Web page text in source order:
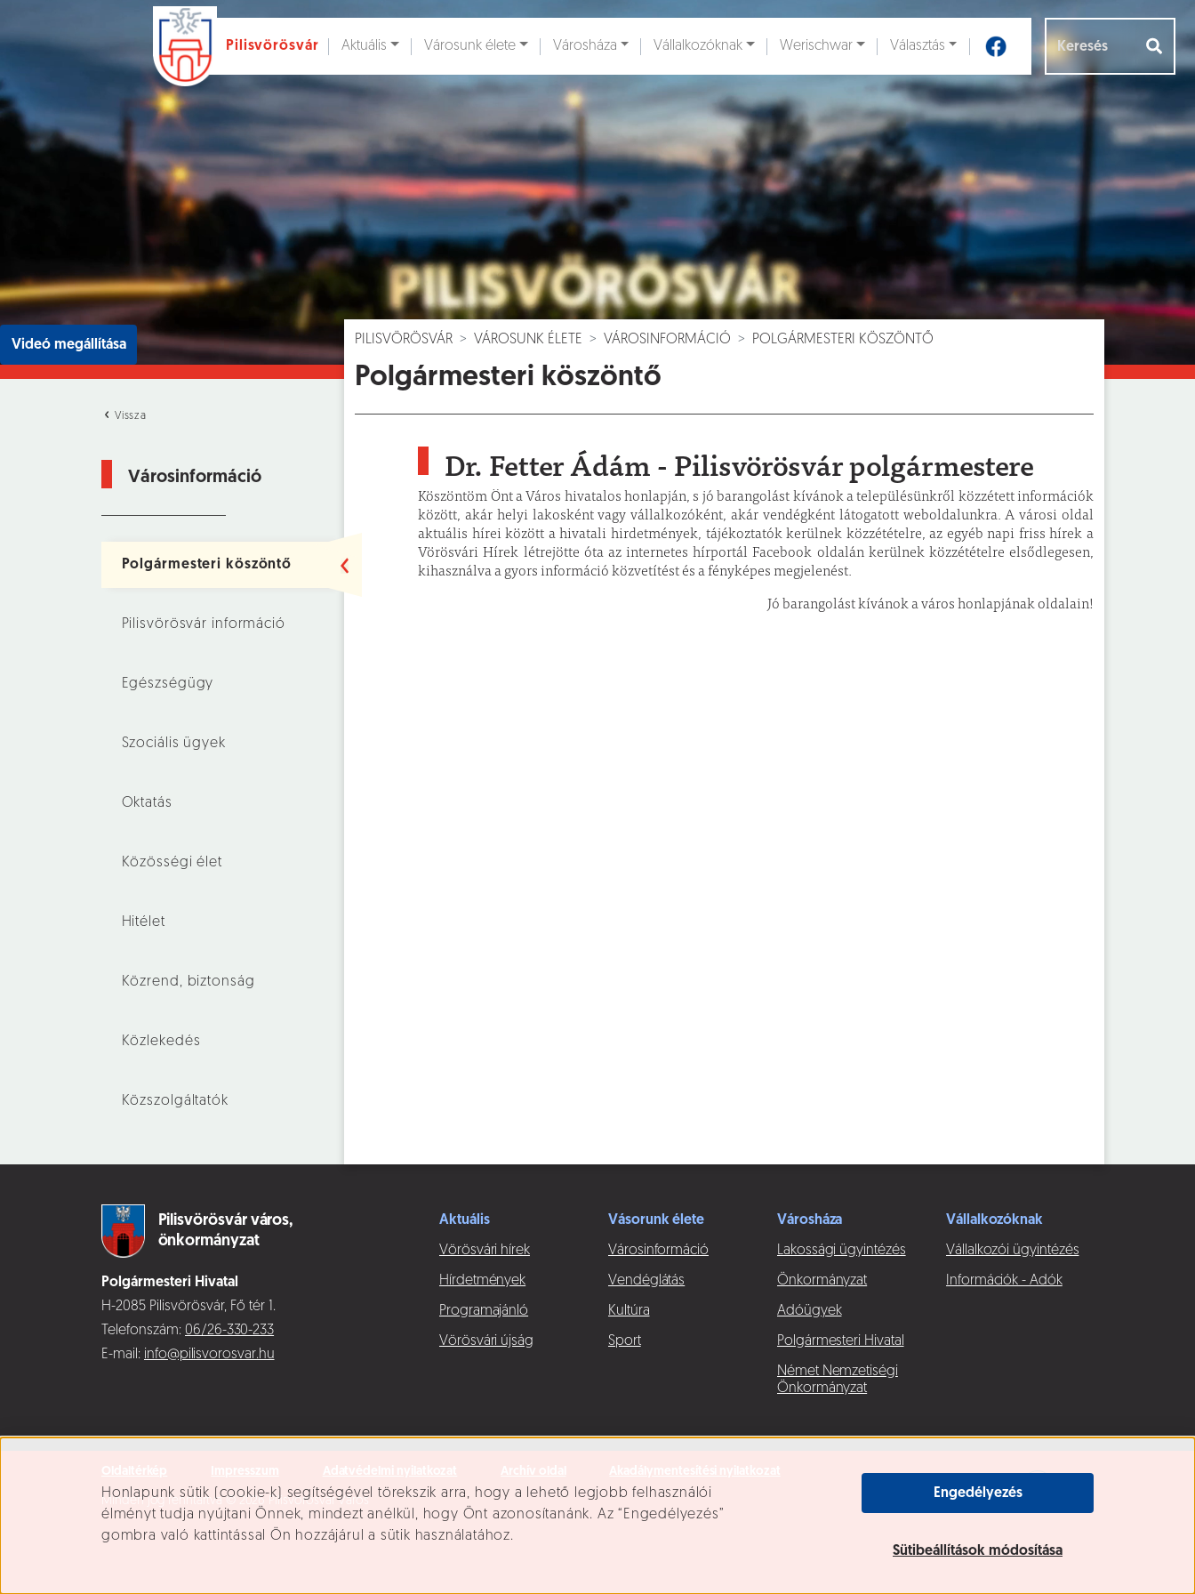
Süti beállítások
Honlapunk sütik (cookie-k) segítségével törekszik arra, hogy a lehető legjobb felhasználói
élményt tudja nyújtani Önnek, mindezt anélkül, hogy Önt azonosítanánk. Az “Engedélyezés”
gombra való kattintással Ön hozzájárul a sütik használatához.
Engedélyezés
Sütibeállítások módosítása
Ugrás a fő tartalomhoz
Pilisvörösvár Aktuális Városunk élete Városháza Vállalkozóknak Werischwar Választás
Videó megállítása
Vissza
Városinformáció
Polgármesteri köszöntő
Pilisvörösvár információ
Egészségügy
Szociális ügyek
Oktatás
Közösségi élet
Hitélet
Közrend, biztonság
Közlekedés
Közszolgáltatók
PILISVÖRÖSVÁR VÁROSUNK ÉLETE VÁROSINFORMÁCIÓ POLGÁRMESTERI KÖSZÖNTŐ
Polgármesteri köszöntő
Dr. Fetter Ádám - Pilisvörösvár polgármestere
Köszöntöm Önt a Város hivatalos honlapján, s jó barangolást kívánok a településünkről közzétett információk
között, akár helyi lakosként vagy vállalkozóként, akár vendégként látogatott weboldalunkra. A városi oldal
aktuális hírei között a hivatali hirdetmények, tájékoztatók kerülnek közzétételre, az egyéb napi friss hírek a
Vörösvári Hírek létrejötte óta az internetes hírportál Facebook oldalán kerülnek közzétételre elsődlegesen,
kihasználva a gyors információ közvetítést és a fényképes megjelenést.
Jó barangolást kívánok a város honlapjának oldalain!
Pilisvörösvár város,
önkormányzat
Polgármesteri Hivatal
H-2085 Pilisvörösvár, Fő tér 1.
Telefonszám: 06/26-330-233
E-mail: info@pilisvorosvar.hu
Aktuális
Vörösvári hírek
Hírdetmények
Programajánló
Vörösvári újság
Vásorunk élete
Városinformáció
Vendéglátás
Kultúra
Sport
Városháza
Lakossági ügyintézés
Önkormányzat
Adóügyek
Polgármesteri Hivatal
Német Nemzetiségi
Önkormányzat
Vállalkozóknak
Vállalkozói ügyintézés
Információk - Adók
Minden jog fenntartva © 2026 Pilisvörösvár Város
Események [] Dokumentumok [